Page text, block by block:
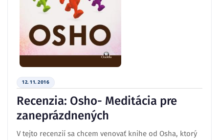
12. 11. 2016
Recenzia: Osho- Meditácia pre
zaneprázdnených
V tejto recenzií sa chcem venovať knihe od Osha, ktorý